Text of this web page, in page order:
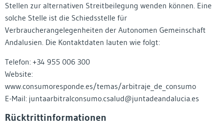
Stellen zur alternativen Streitbeilegung wenden können. Eine
solche Stelle ist die Schiedsstelle für
Verbraucherangelegenheiten der Autonomen Gemeinschaft
Andalusien. Die Kontaktdaten lauten wie folgt:
Telefon: +34 955 006 300
Website:
www.consumoresponde.es/temas/arbitraje_de_consumo
E-Mail: juntaarbitralconsumo.csalud@juntadeandalucia.es
Rücktrittinformationen